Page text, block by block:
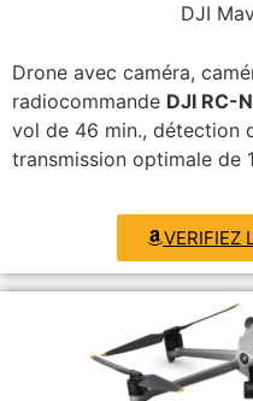
DJI
Drone avec caméra,
radiocommande DJI RC-
vol de 46 min., détection
transmission optimale de
VERIFIEZ